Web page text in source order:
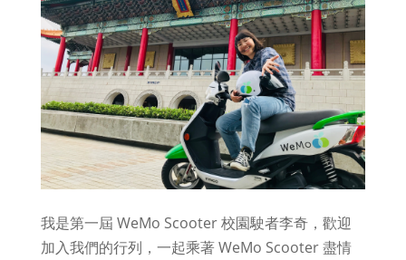
我是第一屆 WeMo Scooter 校園駛者李奇，歡迎
加入我們的行列，一起乘著 WeMo Scooter 盡情